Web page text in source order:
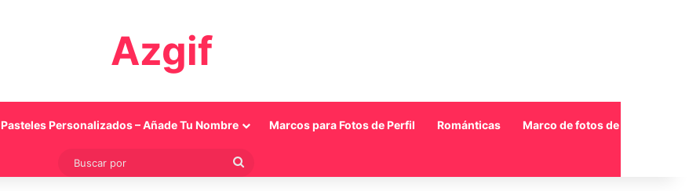
Azgif
Pasteles Personalizados – Añade Tu Nombre Marcos para Fotos de Perfil Románticas Marco de fotos de collage
Buscar